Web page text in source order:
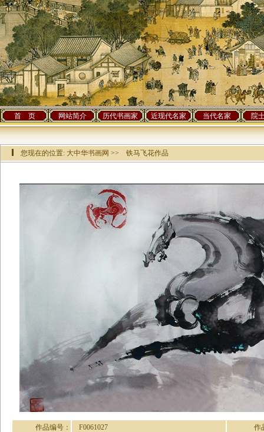
首 页 网站简介 历代书画家 近现代名家 当代名家 院
您现在的位置: 大中华书画网 >> 铁马飞花作品
作品编号： F0061027
作